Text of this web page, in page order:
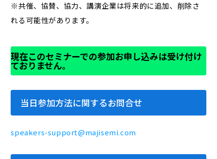
※共催、協賛、協力、講演企業は将来的に追加、削除さ
れる可能性があります。
現在このセミナーでの参加お申し込みは受け付け
ておりません。
当日参加方法に関するお問合せ
speakers-support@majisemi.com